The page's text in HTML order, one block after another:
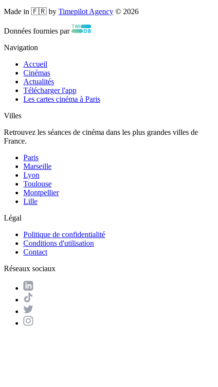
Made in 🇫🇷 by Timepilot Agency © 2026
Données fournies par
Navigation
Accueil
Cinémas
Actualités
Télécharger l'app
Les cartes cinéma à Paris
Villes
Retrouvez les séances de cinéma dans les plus grandes villes de
France.
Paris
Marseille
Lyon
Toulouse
Montpellier
Lille
Légal
Politique de confidentialité
Conditions d'utilisation
Contact
Réseaux sociaux